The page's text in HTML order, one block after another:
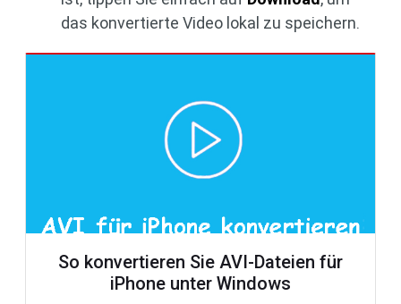
das konvertierte Video lokal zu speichern.
So konvertieren Sie AVI-Dateien für
iPhone unter Windows